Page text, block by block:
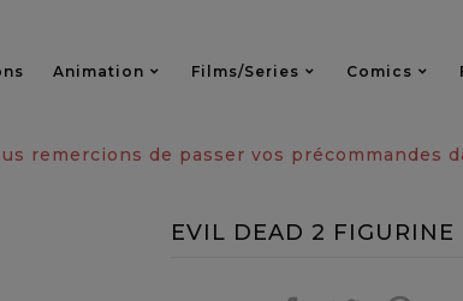
Animation Films/series Comics
remercions de passer vos
EVIL DEAD 2